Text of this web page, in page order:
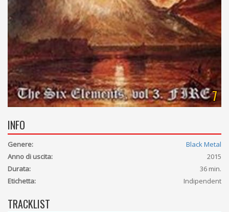
7
INFO
Genere:
Black Metal
Anno di uscita:
2015
Durata:
36 min.
Etichetta:
Indipendent
TRACKLIST